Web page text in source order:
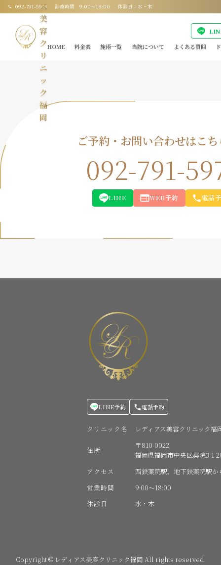
092-791-5973 診療時間 9:00〜18:00 休診日：水・木
ス
美
容
ク
リ
ニ
ッ
ク
福
岡
HOME
料金表 施術一覧 当院について よくある質問
ご予約・お問い合わせはこ
092-791-
LINE WEB予約 電話
LINE予約 電話予約
クリニック名 レディアス美容クリニック福
住所
〒810-0022
福岡県福岡市中央区薬院3-1-
アクセス
西鉄薬院駅、地下鉄薬院駅か
営業時間
9:00〜18:00
休診日
水・木
Copyright © レディアス美容クリニック福岡 All rights reserved.